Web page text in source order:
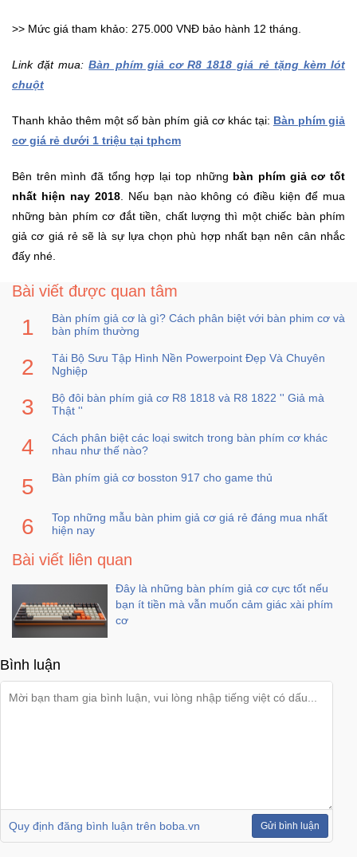
>> Mức giá tham khảo: 275.000 VNĐ bảo hành 12 tháng.
Link đặt mua:Bàn phím giả cơ R8 1818 giá rẻ tặng kèm lót
chuột
Thanh khảo thêm một số bàn phím giả cơ khác tại: Bàn phím giả
cơ giá rẻ dưới 1 triệu tại tphcm
Bên trên mình đã tổng hợp lại top những bàn phím giả cơ tốt
nhất hiện nay 2018. Nếu bạn nào không có điều kiện để mua
những bàn phím cơ đắt tiền, chất lượng thì một chiếc bàn phím
giả cơ giá rẻ sẽ là sự lựa chọn phù hợp nhất bạn nên cân nhắc
đấy nhé.
Bài viết được quan tâm
Bàn phím giả cơ là gì? Cách phân biệt với bàn phim cơ và
bàn phím thường
Tải Bộ Sưu Tập Hình Nền Powerpoint Đẹp Và Chuyên
Nghiệp
Bộ đôi bàn phím giả cơ R8 1818 và R8 1822 '' Giả mà
Thật ''
Cách phân biệt các loại switch trong bàn phím cơ khác
nhau như thế nào?
Bàn phím giả cơ bosston 917 cho game thủ
Top những mẫu bàn phim giả cơ giá rẻ đáng mua nhất
hiện nay
Bài viết liên quan
Đây là những bàn phím giả cơ cực tốt nếu
bạn ít tiền mà vẫn muốn cảm giác xài phím
cơ
Bình luận
Quy định đăng bình luận trên boba.vn Gửi bình luận